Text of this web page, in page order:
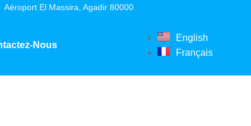
Aéroport El Massira, Agadir 80000
Nous
English
Français